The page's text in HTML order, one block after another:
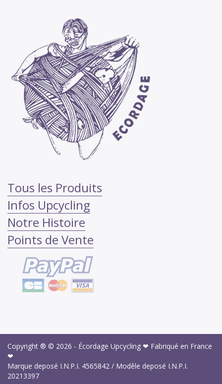
Tous les Produits
Infos Upcycling
Notre Histoire
Points de Vente
Copyright ® © 2026 - Écordage Upcycling ❤ Fabriqué en France
❤
Marque deposé I.N.P.I. 4565842 / Modêle deposé I.N.P.I.
20213397